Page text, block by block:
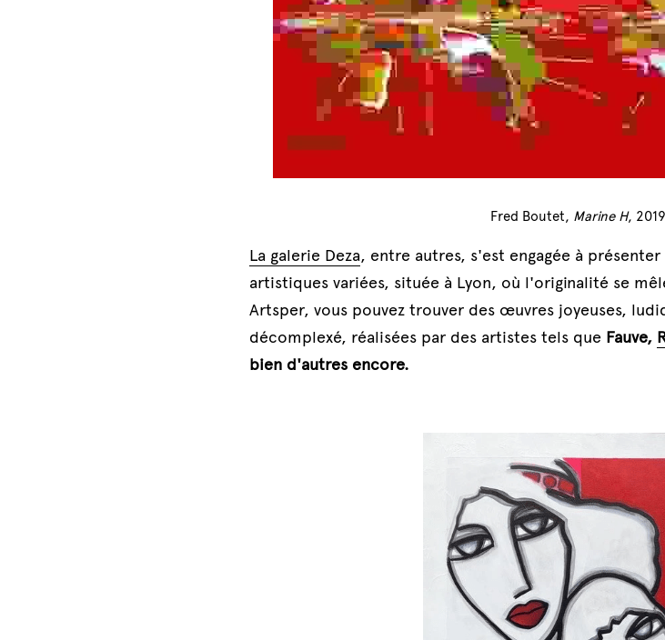
Fred Boutet, Marine H,
La galerie Deza, entre autres, s'est engagée à
artistiques variées, située à Lyon, où l'originalité se
Artsper, vous pouvez trouver des œuvres joyeuses,
décomplexé, réalisées par des artistes tels que Fauve,
bien d'autres encore.